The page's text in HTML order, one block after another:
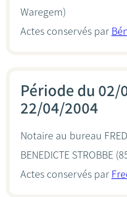
Waregem)
Actes conservés par
Période du 02/
22/04/2004
Notaire au bureau
BENEDICTE STROBBE
Actes conservés par